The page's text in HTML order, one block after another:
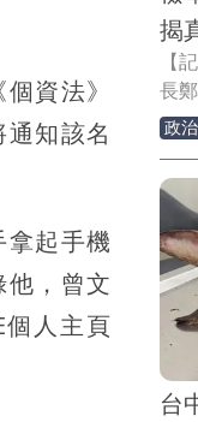
資法》
知該名
起手機
，曾文
人主頁
揭
【
長
看
應
房
突
身
政治
台